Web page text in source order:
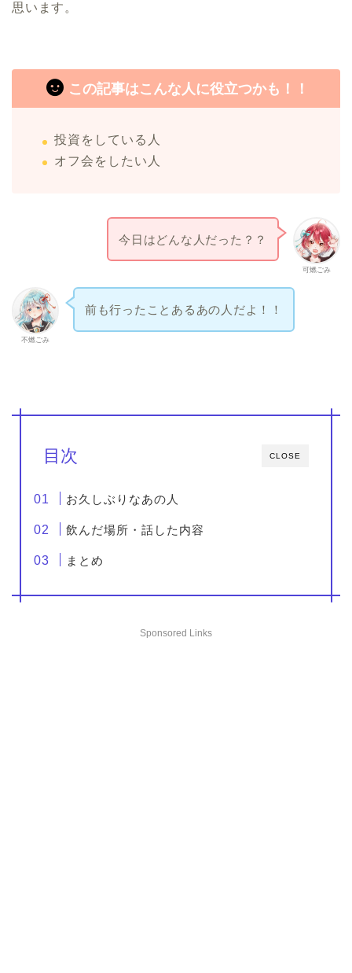
思います。
この記事はこんな人に役立つかも！！
投資をしている人
オフ会をしたい人
可燃ごみ
今日はどんな人だった？？
不燃ごみ
前も行ったことあるあの人だよ！！
CLOSE
目次
お久しぶりなあの人
飲んだ場所・話した内容
まとめ
Sponsored Links